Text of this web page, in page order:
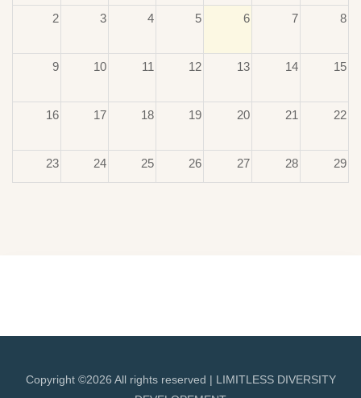
2 3 4 5 6 7 8
9 10 11 12 13 14 15
16 17 18 19 20 21 22
23 24 25 26 27 28 29
Copyright ©2026 All rights reserved | LIMITLESS DIVERSITY